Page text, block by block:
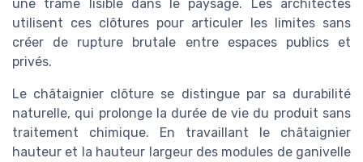
une trame lisible dans le paysage. Les architectes
utilisent ces clôtures pour articuler les limites sans
créer de rupture brutale entre espaces publics et
privés.
Le châtaignier clôture se distingue par sa durabilité
naturelle, qui prolonge la durée de vie du produit sans
traitement chimique. En travaillant le châtaignier
hauteur et la hauteur largeur des modules de ganivelle